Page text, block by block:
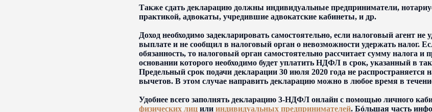
Также сдать декларацию должны индивидуальные предприниматели,
практикой, адвокаты, учредившие адвокатские кабинеты, и др.
Доход необходимо задекларировать самостоятельно, если налоговый агент
выплате и не сообщил в налоговый орган о невозможности удержать налог.
обязанность, то налоговый орган самостоятельно рассчитает сумму налога и
основании которого необходимо будет уплатить НДФЛ в срок, указанный в
Предельный срок подачи декларации 30 июля 2020 года не распространяется
вычетов. В этом случае направить декларацию можно в любое время в
Удобнее всего заполнять декларацию 3-НДФЛ онлайн с помощью личного
физических лиц или индивидуальных предпринимателей. Бó‎льшая часть